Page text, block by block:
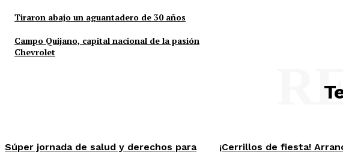
Tiraron abajo un aguantadero de 30 años
Campo Quijano, capital nacional de la pasión
Chevrolet
Súper jornada de salud y derechos para ¡Cerrillos de fiesta!